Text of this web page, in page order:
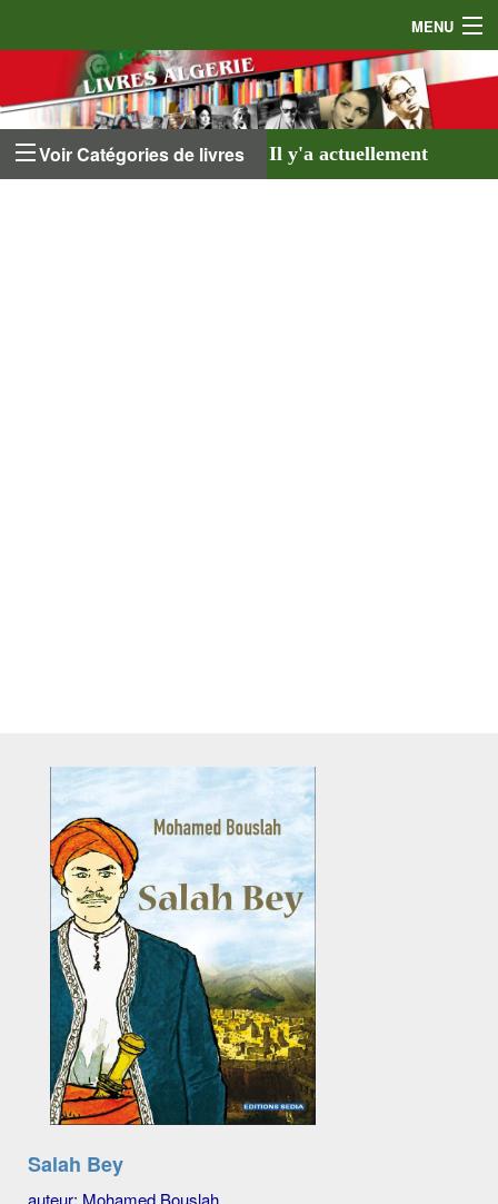
MENU
Accueil
Auteurs
Voir Catégories de livres Il y'a actuellement
Salah Bey